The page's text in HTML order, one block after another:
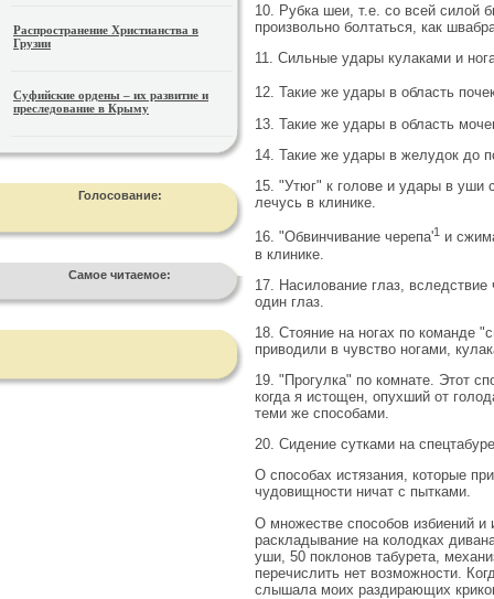
Распространение Христианства в
Грузии
Суфийские ордены – их развитие и
преследование в Крыму
Голосование:
Самое читаемое:
10. Рубка шеи, т.е. со всей силой
произвольно болтаться, как
11. Сильные удары кулаками и
12. Такие же удары в область
13. Такие же удары в область
14. Такие же удары в желудок до
15. "Утюг" к голове и удары в уши
лечусь в клинике.
16. "Обвинчивание черепа'1 и
в клинике.
17. Насилование глаз,
один глаз.
18. Стояние на ногах по команде
приводили в чувство ногами,
19. "Прогулка" по комнате. Этот
когда я истощен, опухший от
теми же способами.
20. Сидение сутками на
О способах истязания, которые
чудовищности ничат с пытками.
О множестве способов избиений и
раскладывание на колодках
уши, 50 поклонов табурета,
перечислить нет возможности.
слышала моих раздирающих